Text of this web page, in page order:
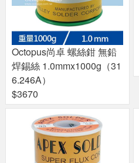
Octopus尚卓 螺絲鉗 無鉛
焊錫絲 1.0mmx1000g（31
6.246A）
$3670